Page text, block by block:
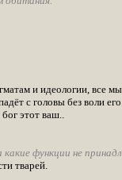
и идеологии, все
с головы без воли
этот ваш..
функции не
тварей.